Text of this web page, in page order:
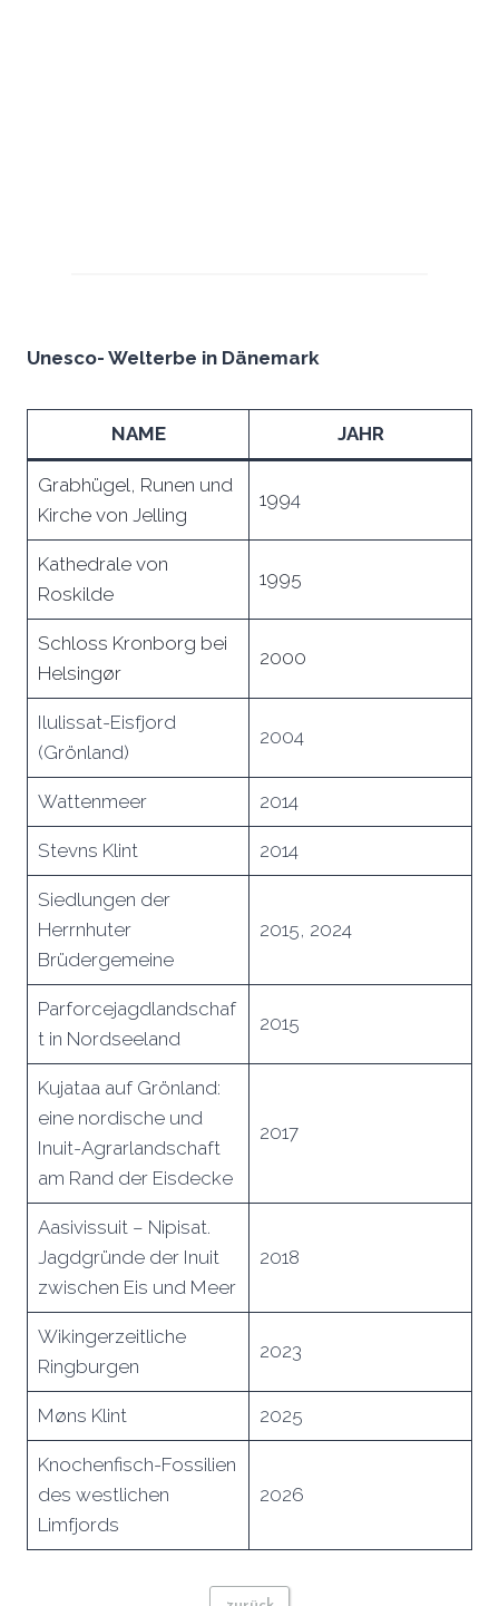
Unesco- Welterbe in Dänemark
NAME JAHR
Grabhügel, Runen und
Kirche von Jelling
1994
Kathedrale von
Roskilde
1995
Schloss Kronborg bei
Helsingør
2000
Ilulissat-Eisfjord
(Grönland)
2004
Wattenmeer 2014
Stevns Klint 2014
Siedlungen der
Herrnhuter
Brüdergemeine
2015, 2024
Parforcejagdlandschaf
t in Nordseeland
2015
Kujataa auf Grönland:
eine nordische und
Inuit-Agrarlandschaft
am Rand der Eisdecke
2017
Aasivissuit – Nipisat.
Jagdgründe der Inuit
zwischen Eis und Meer
2018
Wikingerzeitliche
Ringburgen
2023
Møns Klint 2025
Knochenfisch-Fossilien
des westlichen
Limfjords
2026